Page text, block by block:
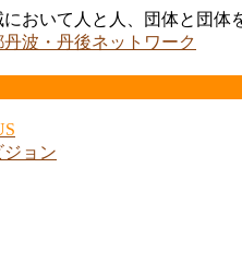
おいて人と人、団体と団
ジョン